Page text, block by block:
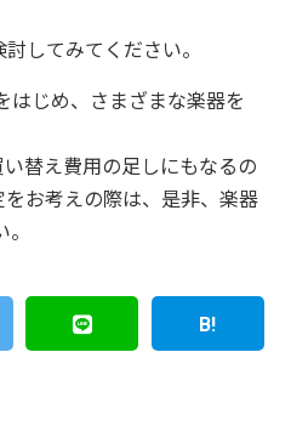
してみてください。
はじめ、さまざまな楽器を
替え費用の足しにもなるの
お考えの際は、是非、楽器